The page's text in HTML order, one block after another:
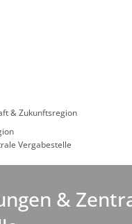
& Zukunftsregion
Vergabestelle
&